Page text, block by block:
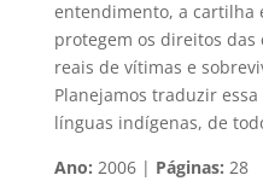
entendimento, a cartilha
protegem os direitos
reais de vítimas e
Planejamos traduzir
línguas indígenas, de
Ano: 2006 | Páginas: 28